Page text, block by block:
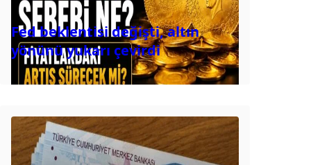
Fed beklentisi değişti, altın
yönünü yukarı çevirdi